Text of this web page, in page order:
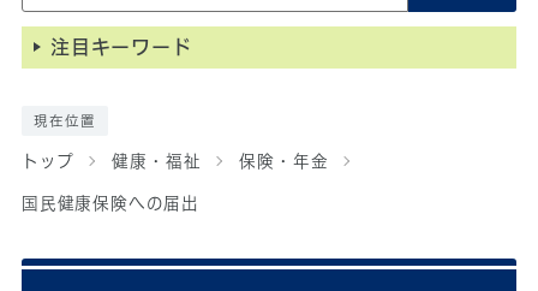
注目キーワード
現在位置
トップ 健康・福祉 保険・年金
国民健康保険への届出